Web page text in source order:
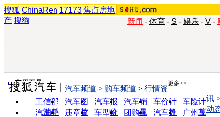
搜狐 ChinaRen 17173 焦点房地
产 搜狗 新闻 - 体育 - S - 娱乐 - V -
实用工具 更多>>
工信部
油耗
汽车图
片
汽车报
价
汽车销
量
车价计
算
车险计
算
汽车经
违章查
车型对
团购优
汽车投
广州车
汽车频道 > 购车频道 > 行情资
讯
动